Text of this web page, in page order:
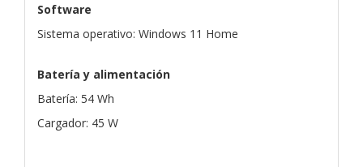
Software
Sistema operativo: Windows 11 Home
Batería y alimentación
Batería: 54 Wh
Cargador: 45 W